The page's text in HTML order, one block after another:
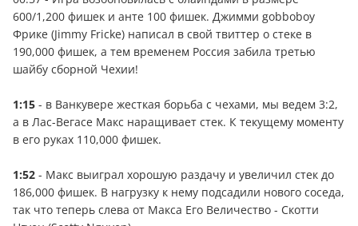
600/1,200 фишек и анте 100 фишек. Джимми gobboboy
Фрике (Jimmy Fricke) написал в свой твиттер о стеке в
190,000 фишек, а тем временем Россия забила третью
шайбу сборной Чехии!
1:15 - в Ванкувере жесткая борьба с чехами, мы ведем 3:2,
а в Лас-Вегасе Макс наращивает стек. К текущему моменту
в его руках 110,000 фишек.
1:52 - Макс выиграл хорошую раздачу и увеличил стек до
186,000 фишек. В нагрузку к нему подсадили нового соседа,
так что теперь слева от Макса Его Величество - Скотти